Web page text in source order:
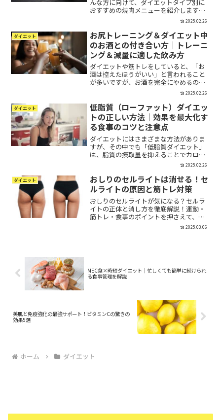
んな方に向けて、ダイエットタイプ別に
おすすめの焼肉メニューを紹介します。
「焼肉＝高カロリー」というイメージが
あるかもしれませんが、実は食べ方次第
でダイエット中でも安心して楽しめるの
です。低脂質ダイエット、...
2025.02.26
ダイエット
お尻トレーニング＆ダイエット中
のお酒との付き合い方｜トレーニ
ング＆減量に適した飲み方
ダイエットや筋トレをしていると、「お
酒は控えたほうがいい」と言われること
が多いですが、お酒を完全にやめるのは
難しいという人も多いのではないでしょ
うか？「トレーニングの効果を下げるの
か？」「ダイエットに悪影響があるの
か？」「どうやってお酒と付...
2025.02.26
ダイエット
低脂質（ローファット）ダイエッ
トの正しい方法｜効果を最大化す
る食事のコツと注意点
ダイエットにはさまざまな方法がありま
すが、その中でも「低脂質ダイエット」
は、脂質の摂取量を抑えることでカロリ
ーコントロールをしやすく、比較的取り
組みやすい方法として人気があります。
しかし、「脂質を減らす＝健康的に痩せ
られる」と思っていると、...
2025.02.26
ダイエット
おしりのセルライトは消せる！セ
ルライトの原因と筋トレ対策
おしりのセルライトが気になる？セルラ
イトの正体と消し方を徹底解説！運動・
筋トレ・食事のポイントを押さえて、セ
ルライトを根本から改善する方法とは？
**「おしりのセルライトがなかなか消え
2025.03.06
MEC食×時短ダイエット｜忙しくても簡単に続けられ
る食事管理を解説
美肌と免疫強化の最強サポート！ビタミンCの驚きの
効果5選
ホーム ダイエット